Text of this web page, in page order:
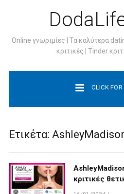
Online γνωριμίες | Τα καλύτερα
κριτικές | Tinder
CLICK
Ετικέτα:
κριτικές